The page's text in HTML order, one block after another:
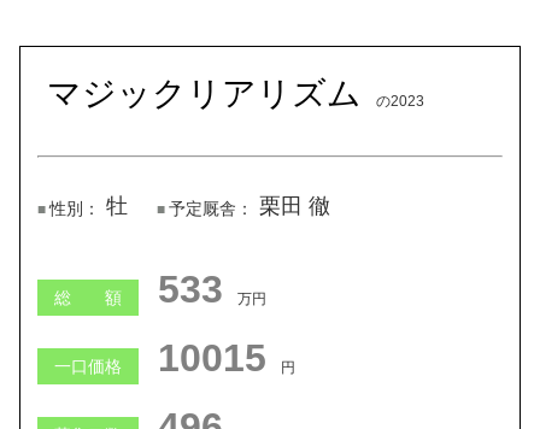
マジックリアリズム の2023
性別： 牡 予定厩舎： 栗田 徹
総 額 1288 万円
一口価格 233594